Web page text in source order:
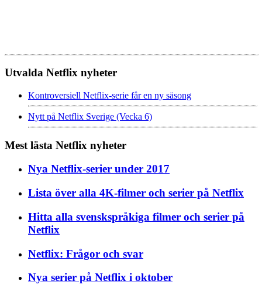
Utvalda Netflix nyheter
Kontroversiell Netflix-serie får en ny säsong
Nytt på Netflix Sverige (Vecka 6)
Mest lästa Netflix nyheter
Nya Netflix-serier under 2017
Lista över alla 4K-filmer och serier på Netflix
Hitta alla svenskspråkiga filmer och serier på
Netflix
Netflix: Frågor och svar
Nya serier på Netflix i oktober